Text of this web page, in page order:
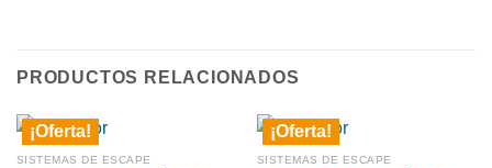
PRODUCTOS RELACIONADOS
¡Oferta!
SISTEMAS DE ESCAPE
¡Oferta!
SISTEMAS DE ESCAPE